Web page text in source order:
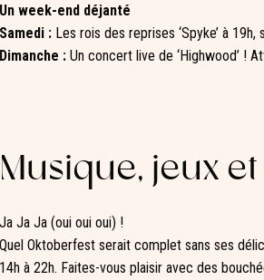
Un week-end déjanté
Samedi : Les rois des reprises ‘Spyke’ à
Dimanche : Un concert live de ‘Highwood’ !
Musique, jeux
Ja Ja Ja (oui oui oui) !
Quel Oktoberfest serait complet sans ses
14h à 22h. Faites-vous plaisir avec des